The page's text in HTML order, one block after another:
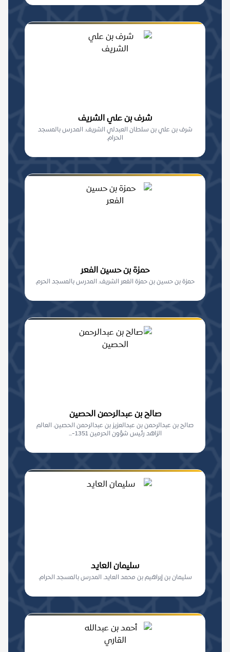
شرف بن علي الشريف
شرف بن علي بن سلطان العبدلي الشريف. المدرس بالمسجد
الحرام.
حمزة بن حسين الفعر
حمزة بن حسين بن حمزة الفعر الشريف. المدرس بالمسجد الحرم.
صالح بن عبدالرحمن الحصين
صالح بن عبدالرحمن بن عبدالعزيز بن عبدالرحمن الحصين. العالم
الزاهد رئيس شؤون الحرمين 1351-...
سليمان العايد
سليمان بن إبراهيم بن محمد العايد. المدرس بالمسجد الحرام.